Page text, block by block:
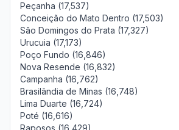
Peçanha (17,537)
Conceição do Mato Dentro (17,503)
São Domingos do Prata (17,327)
Urucuia (17,173)
Poço Fundo (16,846)
Nova Resende (16,832)
Campanha (16,762)
Brasilândia de Minas (16,748)
Lima Duarte (16,724)
Poté (16,616)
Raposos (16,429)